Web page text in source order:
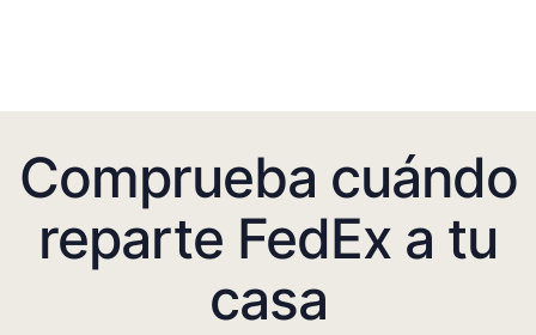
Comprueba cuándo
reparte FedEx a tu
casa